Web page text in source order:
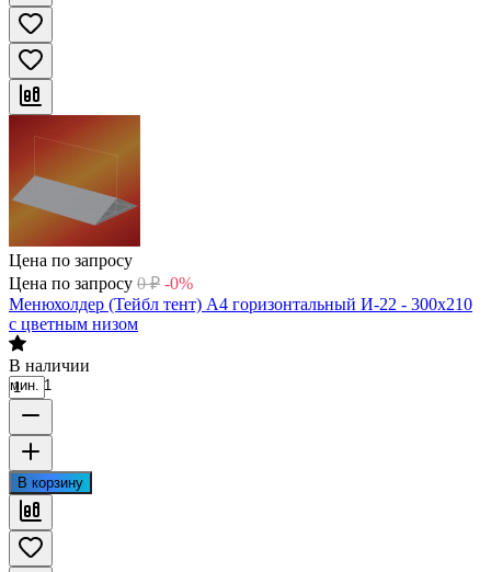
Цена по запросу
Цена по запросу 0 ₽ -0%
Менюхолдер (Тейбл тент) А4 горизонтальный И-22 - 300х210
с цветным низом
В наличии
мин. 1
В корзину